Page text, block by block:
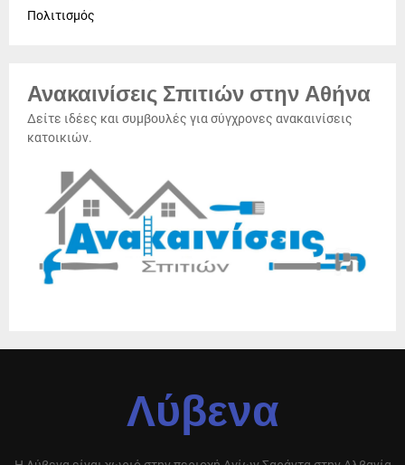
Πολιτισμός
Ανακαινίσεις Σπιτιών στην Αθήνα
Δείτε ιδέες και συμβουλές για σύγχρονες ανακαινίσεις
κατοικιών.
Λύβενα